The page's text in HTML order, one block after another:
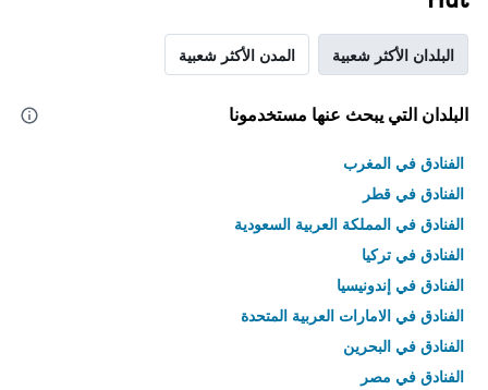
البلدان الأكثر شعبية المدن الأكثر شعبية
البلدان التي يبحث عنها مستخدمونا
الفنادق في المغرب
الفنادق في قطر
الفنادق في المملكة العربية السعودية
الفنادق في تركيا
الفنادق في إندونيسيا
الفنادق في الامارات العربية المتحدة
الفنادق في البحرين
الفنادق في مصر